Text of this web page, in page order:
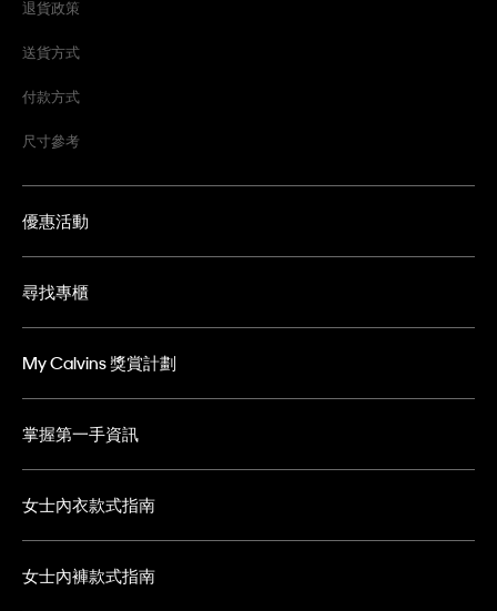
退貨政策
送貨方式
付款方式
尺寸參考
優惠活動
尋找專櫃
My Calvins 獎賞計劃
掌握第一手資訊
女士內衣款式指南
女士內褲款式指南